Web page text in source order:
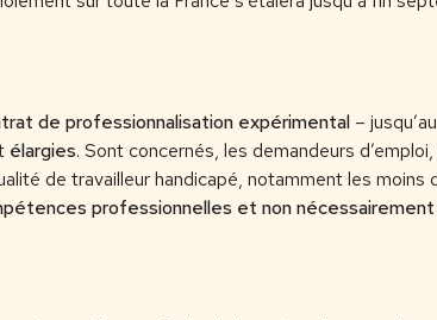
de professionnalisation expérimental –
élargies. Sont concernés, les demandeurs
de travailleur handicapé, notamment les
professionnelles et non nécessairement